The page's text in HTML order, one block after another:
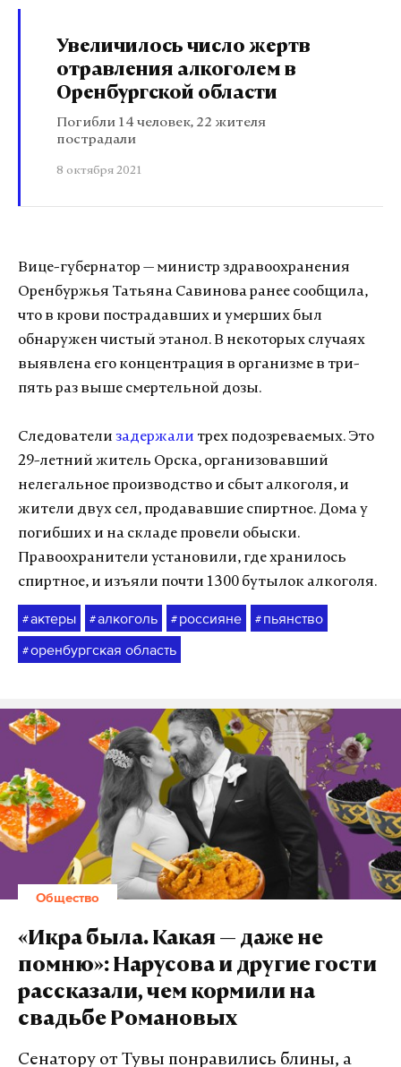
Увеличилось число жертв
отравления алкоголем в
Оренбургской области
Погибли 14 человек, 22 жителя
пострадали
8 октября 2021
Вице-губернатор — министр здравоохранения
Оренбуржья Татьяна Савинова ранее сообщила,
что в крови пострадавших и умерших был
обнаружен чистый этанол. В некоторых случаях
выявлена его концентрация в организме в три-
пять раз выше смертельной дозы.
Следователи задержали трех подозреваемых. Это
29-летний житель Орска, организовавший
нелегальное производство и сбыт алкоголя, и
жители двух сел, продававшие спиртное. Дома у
погибших и на складе провели обыски.
Правоохранители установили, где хранилось
спиртное, и изъяли почти 1300 бутылок алкоголя.
#актеры #алкоголь # россияне # пьянство
#оренбургская область
Общество
«Икра была. Какая — даже не
помню»: Нарусова и другие гости
рассказали, чем кормили на
свадьбе Романовых
Сенатору от Тувы понравились блины, а